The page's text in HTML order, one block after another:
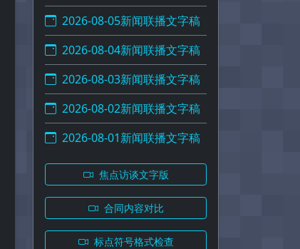
2026-08-05新闻联播文字稿
2026-08-04新闻联播文字稿
2026-08-03新闻联播文字稿
2026-08-02新闻联播文字稿
2026-08-01新闻联播文字稿
焦点访谈文字版
合同内容对比
标点符号格式检查